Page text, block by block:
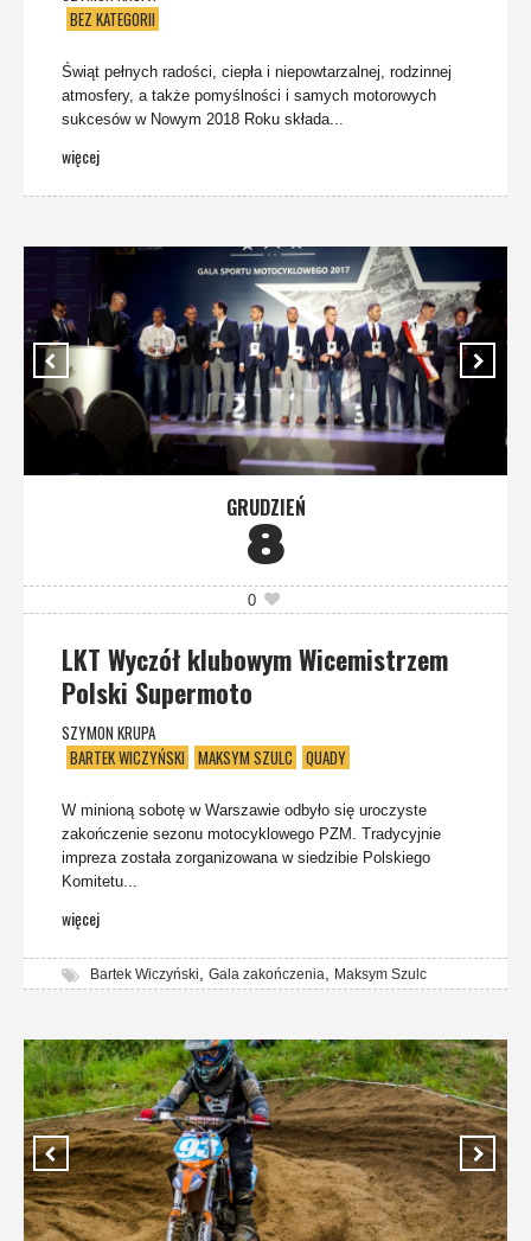
BEZ KATEGORII
Świąt pełnych radości, ciepła i niepowtarzalnej, rodzinnej
atmosfery, a także pomyślności i samych motorowych
sukcesów w Nowym 2018 Roku składa...
więcej
GRUDZIEŃ
8
0
LKT Wyczół klubowym Wicemistrzem
Polski Supermoto
SZYMON KRUPA
BARTEK WICZYŃSKI MAKSYM SZULC QUADY
W minioną sobotę w Warszawie odbyło się uroczyste
zakończenie sezonu motocyklowego PZM. Tradycyjnie
impreza została zorganizowana w siedzibie Polskiego
Komitetu...
więcej
Bartek Wiczyński, Gala zakończenia, Maksym Szulc